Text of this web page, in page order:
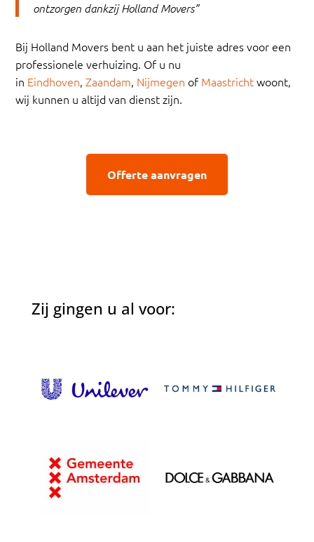
ontzorgen dankzij Holland Movers”
Bij Holland Movers bent u aan het juiste adres voor een
professionele verhuizing. Of u nu
in Eindhoven, Zaandam, Nijmegen of Maastrichtwoont,
wij kunnen u altijd van dienst zijn.
Offerte aanvragen
Zij gingen u al voor: